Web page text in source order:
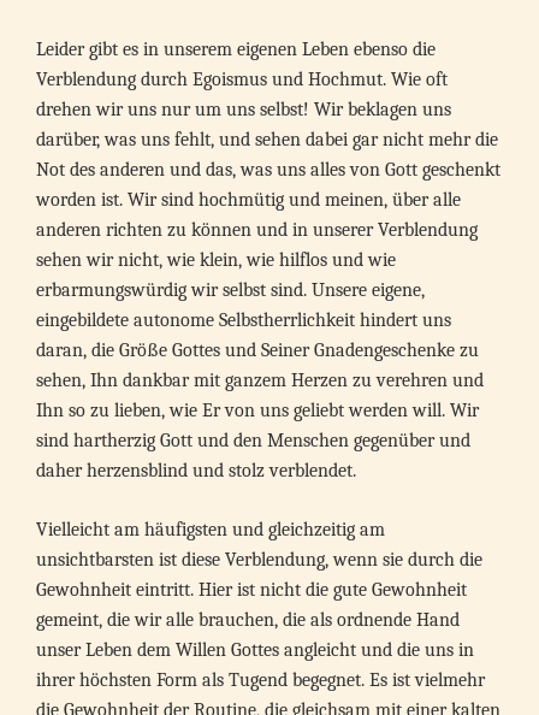
Leider gibt es in unserem eigenen Leben ebenso die
Verblendung durch Egoismus und Hochmut. Wie oft
drehen wir uns nur um uns selbst! Wir beklagen uns
darüber, was uns fehlt, und sehen dabei gar nicht mehr die
Not des anderen und das, was uns alles von Gott geschenkt
worden ist. Wir sind hochmütig und meinen, über alle
anderen richten zu können und in unserer Verblendung
sehen wir nicht, wie klein, wie hilflos und wie
erbarmungswürdig wir selbst sind. Unsere eigene,
eingebildete autonome Selbstherrlichkeit hindert uns
daran, die Größe Gottes und Seiner Gnadengeschenke zu
sehen, Ihn dankbar mit ganzem Herzen zu verehren und
Ihn so zu lieben, wie Er von uns geliebt werden will. Wir
sind hartherzig Gott und den Menschen gegenüber und
daher herzensblind und stolz verblendet.
Vielleicht am häufigsten und gleichzeitig am
unsichtbarsten ist diese Verblendung, wenn sie durch die
Gewohnheit eintritt. Hier ist nicht die gute Gewohnheit
gemeint, die wir alle brauchen, die als ordnende Hand
unser Leben dem Willen Gottes angleicht und die uns in
ihrer höchsten Form als Tugend begegnet. Es ist vielmehr
die Gewohnheit der Routine, die gleichsam mit einer kalten